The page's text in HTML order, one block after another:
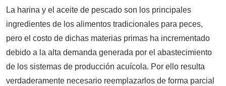
La harina y el aceite de pescado son los principales
ingredientes de los alimentos tradicionales para peces,
pero el costo de dichas materias primas ha incrementado
debido a la alta demanda generada por el abastecimiento
de los sistemas de producción acuícola. Por ello resulta
verdaderamente necesario reemplazarlos de forma parcial